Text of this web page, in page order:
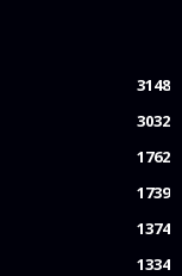
3148
3032
1762
1739
1374
1334